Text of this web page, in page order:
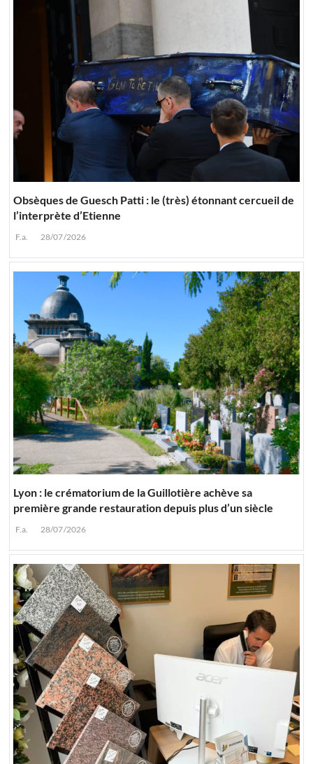
Obsèques de Guesch Patti : le (très) étonnant cercueil de
l’interprète d’Etienne
F.a. 28/07/2026
Lyon : le crématorium de la Guillotière achève sa
première grande restauration depuis plus d’un siècle
F.a. 28/07/2026